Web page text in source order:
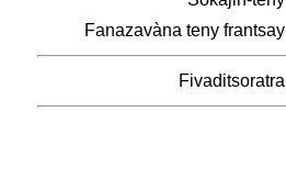
Fanazavàna teny frantsay
Fivaditsoratra